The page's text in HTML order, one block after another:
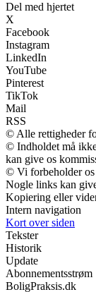
Del med hjertet
X
Facebook
Instagram
LinkedIn
YouTube
Pinterest
TikTok
Mail
RSS
© Alle rettigheder
© Indholdet må
kan give os
© Vi forbeholder os
Nogle links kan
Kopiering eller
Intern navigation
Kort over siden
Tekster
Historik
Update
Abonnementsstrøm
BoligPraksis.dk